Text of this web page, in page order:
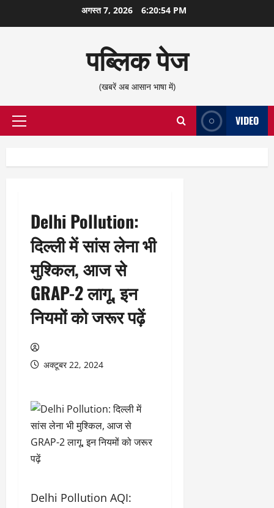
सामग्री
अगस्त 7, 2026 6:20:55 PM
पब्लिक पेज
(खबरें अब आसान भाषा में)
प्राथमिक
VIDEO
Delhi Pollution:
दिल्ली में सांस लेना भी
मुश्किल, आज से
GRAP-2 लागू, इन
नियमों को जरूर पढ़ें
अक्टूबर 22, 2024
Delhi Pollution AQI: